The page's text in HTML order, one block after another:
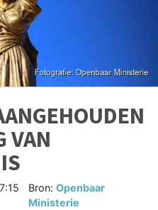
VAN
Bron:Openbaar
Ministerie